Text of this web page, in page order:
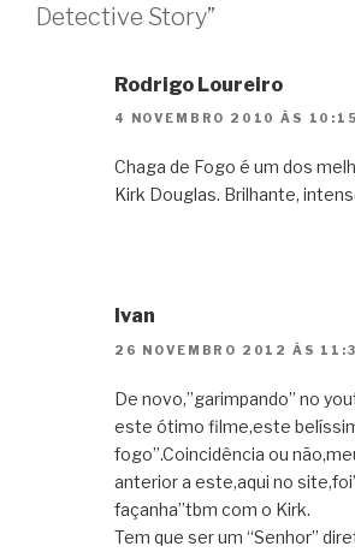
Detective Story”
Rodrigo Loureiro
4 NOVEMBRO 2010 ÀS
Chaga de Fogo é um dos
Kirk Douglas. Brilhante,
Ivan
26 NOVEMBRO 2012 ÀS
De novo,”garimpando” no
este ótimo filme,este
fogo”.Coincidência ou
anterior a este,aqui no
façanha”tbm com o Kirk.
Tem que ser um “Senhor”